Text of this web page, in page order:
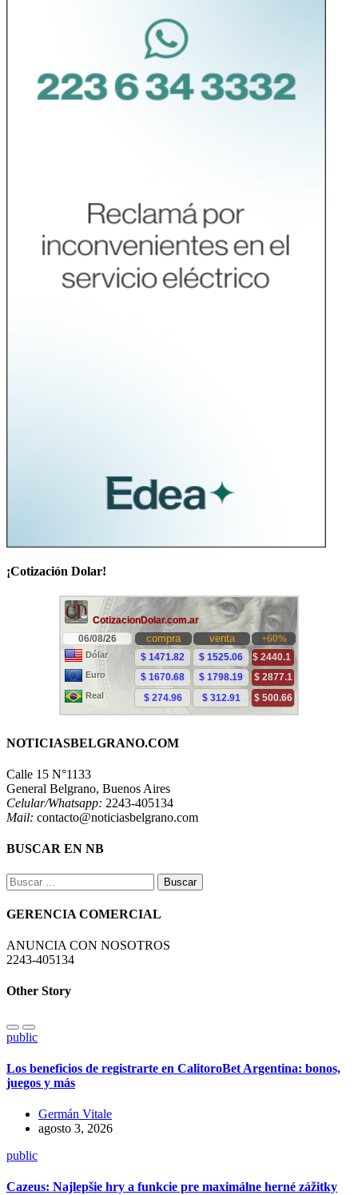
¡Cotización Dolar!
NOTICIASBELGRANO.COM
Calle 15 N°1133
General Belgrano, Buenos Aires
Celular/Whatsapp: 2243-405134
Mail: contacto@noticiasbelgrano.com
BUSCAR EN NB
Buscar:
GERENCIA COMERCIAL
ANUNCIA CON NOSOTROS
2243-405134
Other Story
public
Los beneficios de registrarte en CalitoroBet Argentina: bonos,
juegos y más
Germán Vitale
agosto 3, 2026
public
Cazeus: Najlepšie hry a funkcie pre maximálne herné zážitky